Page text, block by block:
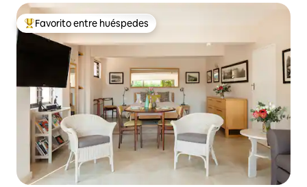
De los mejores en Favorito entre huéspedes
Favorito entre huéspedes